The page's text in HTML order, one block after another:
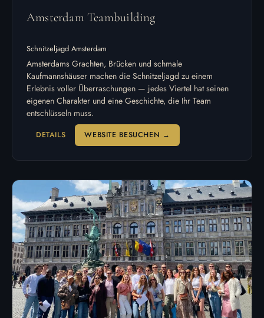
Amsterdam Teambuilding
Schnitzeljagd Amsterdam
Amsterdams Grachten, Brücken und schmale
Kaufmannshäuser machen die Schnitzeljagd zu einem
Erlebnis voller Überraschungen — jedes Viertel hat seinen
eigenen Charakter und eine Geschichte, die Ihr Team
entschlüsseln muss.
DETAILS WEBSITE BESUCHEN →